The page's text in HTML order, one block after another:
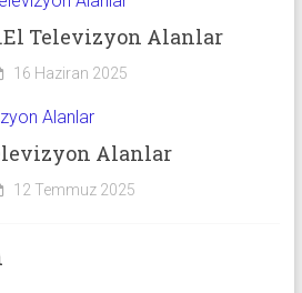
Televizyon Alanlar
16 Haziran 2025
Alanlar
12 Temmuz 2025